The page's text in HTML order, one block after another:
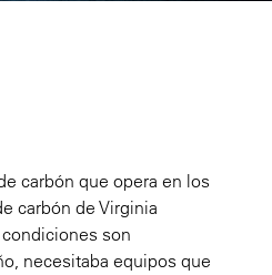
carbón que opera en los
carbón de Virginia
son
necesitaba equipos que